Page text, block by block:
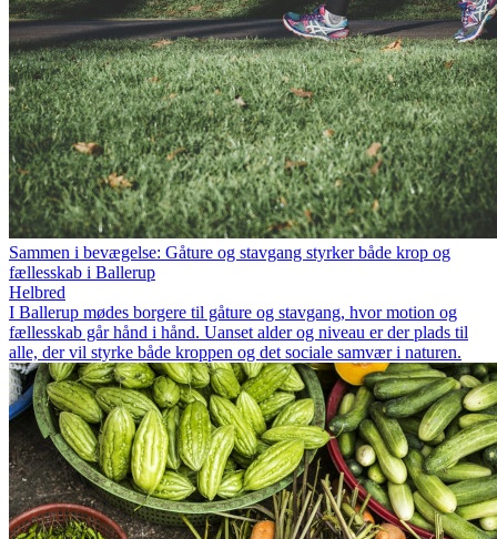
Sammen i bevægelse: Gåture og stavgang styrker både krop og
fællesskab i Ballerup
Helbred
I Ballerup mødes borgere til gåture og stavgang, hvor motion og
fællesskab går hånd i hånd. Uanset alder og niveau er der plads til
alle, der vil styrke både kroppen og det sociale samvær i naturen.